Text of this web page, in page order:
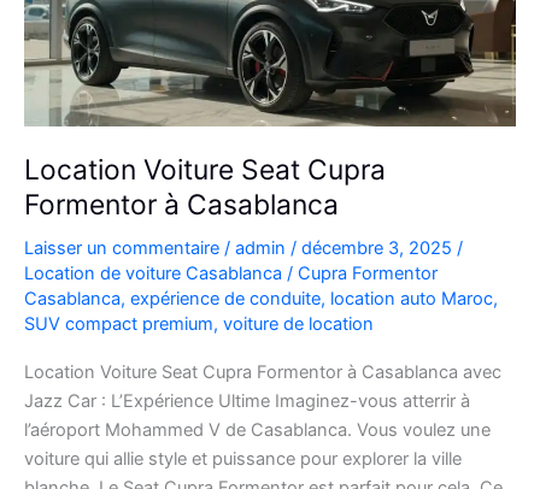
Location Voiture Seat Cupra
Formentor à Casablanca
Laisser un commentaire / admin / décembre 3, 2025 /
Location de voiture Casablanca / Cupra Formentor
Casablanca, expérience de conduite, location auto Maroc,
SUV compact premium, voiture de location
Location Voiture Seat Cupra Formentor à Casablanca avec
Jazz Car : L’Expérience Ultime Imaginez-vous atterrir à
l’aéroport Mohammed V de Casablanca. Vous voulez une
voiture qui allie style et puissance pour explorer la ville